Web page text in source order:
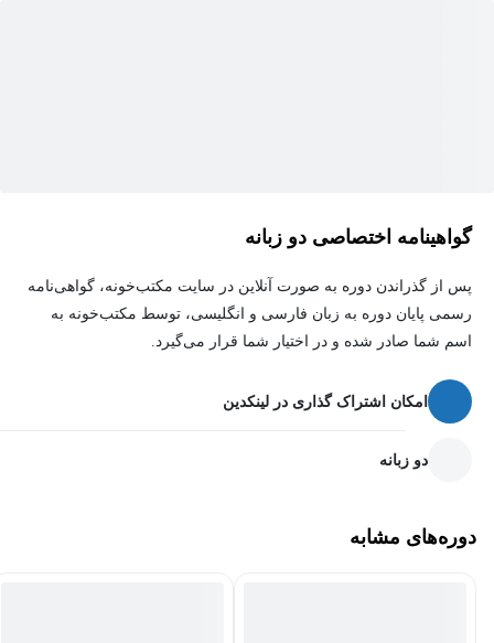
گواهینامه اختصاصی دو زبانه
پس از گذراندن دوره به صورت آنلاین در سایت مکتب‌خونه، گواهی‌نامه
رسمی پایان دوره به زبان فارسی و انگلیسی، توسط مکتب‌خونه به
اسم شما صادر شده و در اختیار شما قرار می‌گیرد.
امکان اشتراک گذاری در لینکدین
دو زبانه
دوره‌های مشابه